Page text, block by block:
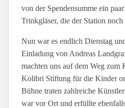
von der Spendensumme ein
Trinkgläser, die der Station
Nun war es endlich Dienstag
Einladung von Andreas
machten uns auf dem Weg zum
Kolibri Stiftung für die Kinder
Bühne traten zahlreiche
war vor Ort und erfüllte